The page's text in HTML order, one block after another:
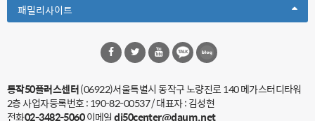
패밀리사이트Toggle
Dropdown
동작50플러스센터(06922)서울특별시 동작구 노량진로 140 메가스터디타워
2층사업자등록번호 : 190-82-00537 / 대표자 : 김성현
전화02-3482-5060이메일dj50center@daum.net